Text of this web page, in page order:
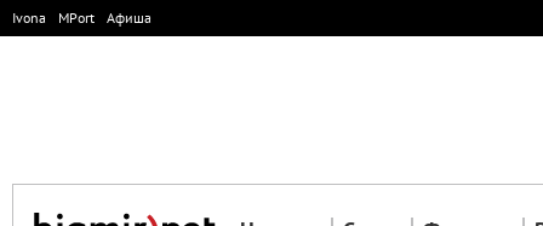
Ivona MPort Афиша